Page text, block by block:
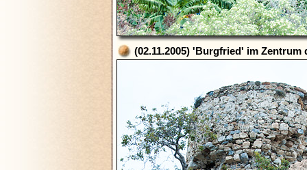
(02.11.2005) 'Burgfried' im Zentrum